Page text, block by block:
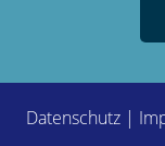
Datenschutz |